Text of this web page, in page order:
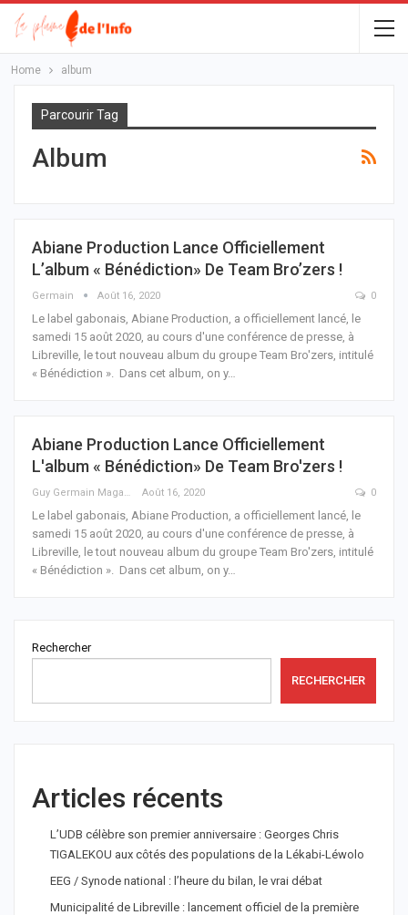
Home album
Parcourir Tag
Album
Abiane Production Lance Officiellement
L’album « Bénédiction» De Team Bro’zers !
Germain Août 16, 2020 0
Le label gabonais, Abiane Production, a officiellement lancé, le
samedi 15 août 2020, au cours d'une conférence de presse, à
Libreville, le tout nouveau album du groupe Team Bro'zers, intitulé
« Bénédiction ». Dans cet album, on y…
Abiane Production Lance Officiellement
L'album « Bénédiction» De Team Bro'zers !
Guy Germain Maganga Nziengui Août 16, 2020 0
Le label gabonais, Abiane Production, a officiellement lancé, le
samedi 15 août 2020, au cours d'une conférence de presse, à
Libreville, le tout nouveau album du groupe Team Bro'zers, intitulé
« Bénédiction ». Dans cet album, on y…
Rechercher
RECHERCHER
Articles récents
L’UDB célèbre son premier anniversaire : Georges Chris
TIGALEKOU aux côtés des populations de la Lékabi-Léwolo
EEG / Synode national : l’heure du bilan, le vrai débat
Municipalité de Libreville : lancement officiel de la première